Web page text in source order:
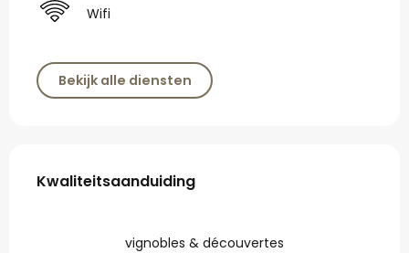
Wifi
Bekijk alle diensten
Dienstverlening
Kwaliteitsaanduiding
Kwaliteitsaanduiding
vignobles & découvertes